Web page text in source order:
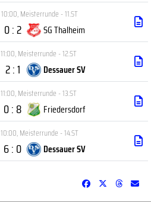
10:00,Meisterrunde - 11.ST
0 : 2
SG Thalheim
11:00,Meisterrunde - 12.ST
2 : 1
Dessauer SV
11:00,Meisterrunde - 13.ST
0 : 8
Friedersdorf
10:00,Meisterrunde - 14.ST
6 : 0 Dessauer SV